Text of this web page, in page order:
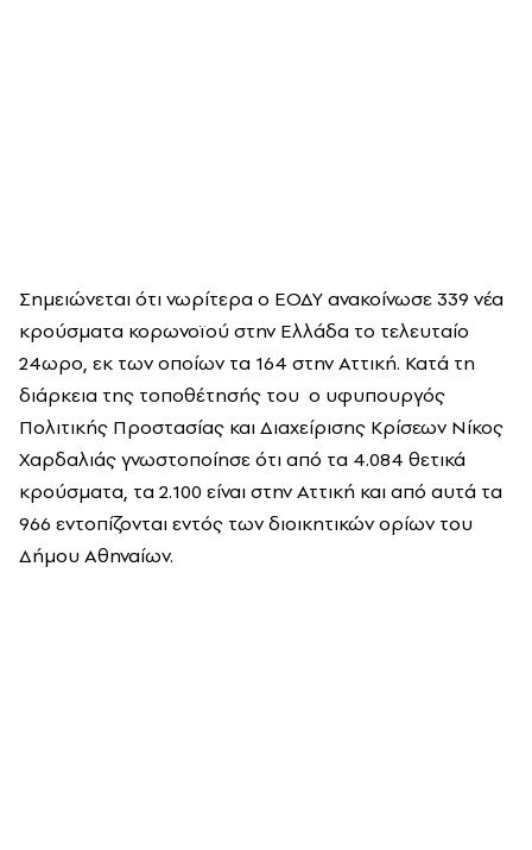
Σημειώνεται ότι νωρίτερα ο ΕΟΔΥ ανακοίνωσε 339 νέα
κρούσματα κορωνοϊού στην Ελλάδα το τελευταίο
24ωρο, εκ των οποίων τα 164 στην Αττική. Κατά τη
διάρκεια της τοποθέτησής του ο υφυπουργός
Πολιτικής Προστασίας και Διαχείρισης Κρίσεων Νίκος
Χαρδαλιάς γνωστοποίησε ότι από τα 4.084 θετικά
κρούσματα, τα 2.100 είναι στην Αττική και από αυτά τα
966 εντοπίζονται εντός των διοικητικών ορίων του
Δήμου Αθηναίων.